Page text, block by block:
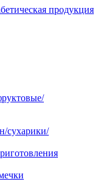
продукция
сухарики/